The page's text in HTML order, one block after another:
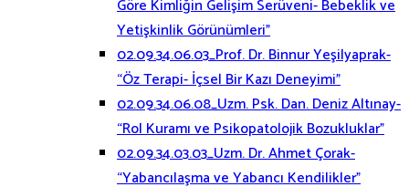
Göre Kimliğin Gelişim Serüveni- Bebeklik ve
Yetişkinlik Görünümleri”
02.09.34.06.03_Prof. Dr. Binnur Yeşilyaprak-
“Öz Terapi- İçsel Bir Kazı Deneyimi”
02.09.34.06.08_Uzm. Psk. Dan. Deniz Altınay-
“Rol Kuramı ve Psikopatolojik Bozukluklar”
02.09.34.03.03_Uzm. Dr. Ahmet Çorak-
“Yabancılaşma ve Yabancı Kendilikler”